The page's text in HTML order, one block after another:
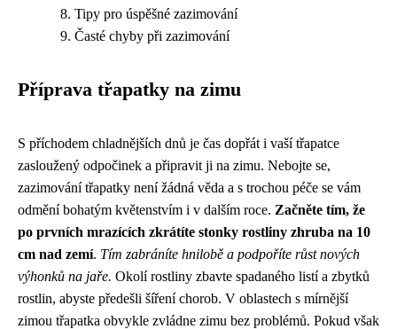
Tipy pro úspěšné zazimování
Časté chyby při zazimování
Příprava třapatky na zimu
S příchodem chladnějších dnů je čas dopřát i vaší třapatce
zasloužený odpočinek a připravit ji na zimu. Nebojte se,
zazimování třapatky není žádná věda a s trochou péče se vám
odmění bohatým květenstvím i v dalším roce. Začněte tím, že
po prvních mrazících zkrátíte stonky rostliny zhruba na 10
cm nad zemí. Tím zabráníte hnilobě a podpoříte růst nových
výhonků na jaře. Okolí rostliny zbavte spadaného listí a zbytků
rostlin, abyste předešli šíření chorob. V oblastech s mírnější
zimou třapatka obvykle zvládne zimu bez problémů. Pokud však